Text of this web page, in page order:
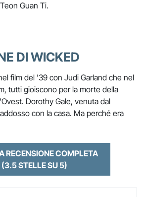
Guan Ti.
DI WICKED
film del '39 con Judi Garland che nel
tutti gioiscono per la morte della
Dorothy Gale, venuta dal
con la casa. Ma perché era
RECENSIONE COMPLETA
(3.5 STELLE SU 5)